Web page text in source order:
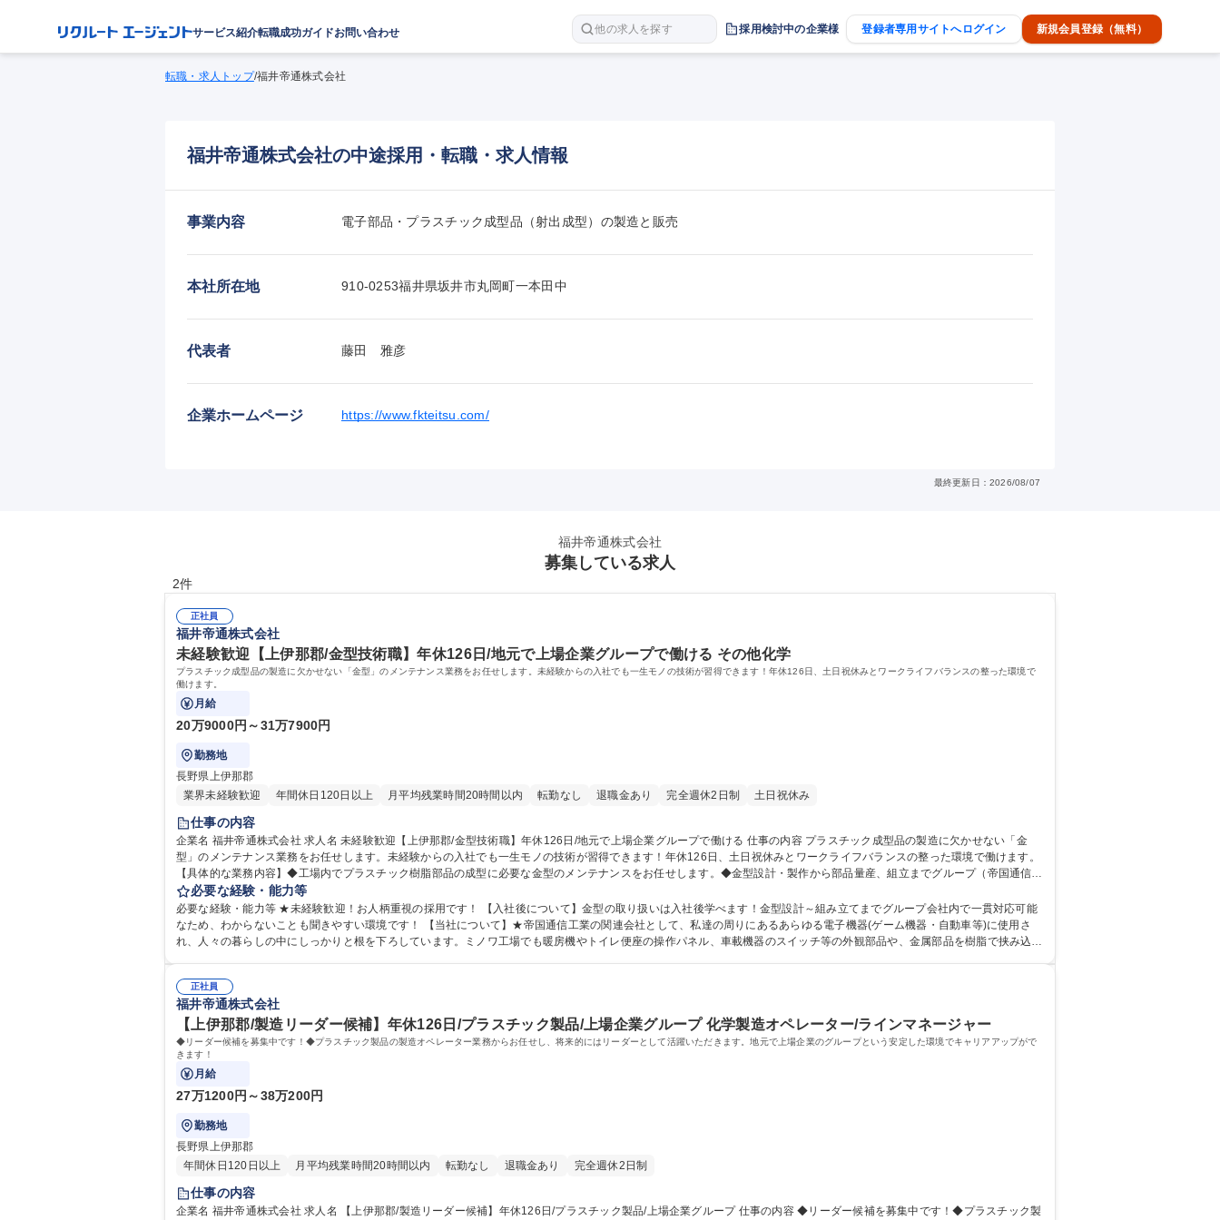
サービス紹介転職成功ガイドお問い合わせ 他の求人を探す 採用検討中の企業様 登録者専用サイトへログイン 新規会員登録（無料）
転職・求人トップ/福井帝通株式会社
福井帝通株式会社の中途採用・転職・求人情報
事業内容 電子部品・プラスチック成型品（射出成型）の製造と販売
本社所在地 910-0253福井県坂井市丸岡町一本田中
代表者 藤田　雅彦
企業ホームページ https://www.fkteitsu.com/
最終更新日：2026/08/07
福井帝通株式会社
募集している求人
2件
正社員
福井帝通株式会社
未経験歓迎【上伊那郡/金型技術職】年休126日/地元で上場企業グループで働ける その他化学
プラスチック成型品の製造に欠かせない「金型」のメンテナンス業務をお任せします。未経験からの入社でも一生モノの技術が習得できます！年休126日、土日祝休みとワークライフバランスの整った環境で
働けます。
月給
20万9000円～31万7900円
勤務地
長野県上伊那郡
業界未経験歓迎
年間休日120日以上 月平均残業時間20時間以内 転勤なし 退職金あり 完全週休2日制 土日祝休み
仕事の内容
企業名 福井帝通株式会社 求人名 未経験歓迎【上伊那郡/金型技術職】年休126日/地元で上場企業グループで働ける 仕事の内容 プラスチック成型品の製造に欠かせない「金
型」のメンテナンス業務をお任せします。未経験からの入社でも一生モノの技術が習得できます！年休126日、土日祝休みとワークライフバランスの整った環境で働けます。
【具体的な業務内容】◆工場内でプラスチック樹脂部品の成型に必要な金型のメンテナンスをお任せします。◆金型設計・製作から部品量産、組立までグループ（帝国通信工
業）内で一貫生産が可能な体制で、メンテナンスも外部の会社とのやり取りが少なく簡単に対応できます。 【働く環境】◆空調完備によるバラツキの少ない製品製造に注力
しており、温湿度が管理された環境で働けます！ 募集職種 未経験歓迎【上伊那郡/金型技術職】年休126日/地元で上場企業グループで働ける
必要な経験・能力等
必要な経験・能力等 ★未経験歓迎！お人柄重視の採用です！ 【入社後について】金型の取り扱いは入社後学べます！金型設計～組み立てまでグループ会社内で一貫対応可能
なため、わからないことも聞きやすい環境です！ 【当社について】★帝国通信工業の関連会社として、私達の周りにあるあらゆる電子機器(ゲーム機器・自動車等)に使用さ
れ、人々の暮らしの中にしっかりと根を下ろしています。ミノワ工場でも暖房機やトイレ便座の操作パネル、車載機器のスイッチ等の外観部品や、金属部品を樹脂で挟み込み
正社員
福井帝通株式会社
【上伊那郡/製造リーダー候補】年休126日/プラスチック製品/上場企業グループ 化学製造オペレーター/ラインマネージャー
◆リーダー候補を募集中です！◆プラスチック製品の製造オペレーター業務からお任せし、将来的にはリーダーとして活躍いただきます。地元で上場企業のグループという安定した環境でキャリアアップがで
きます！
月給
27万1200円～38万200円
勤務地
長野県上伊那郡
年間休日120日以上
月平均残業時間20時間以内 転勤なし 退職金あり 完全週休2日制
仕事の内容
企業名 福井帝通株式会社 求人名 【上伊那郡/製造リーダー候補】年休126日/プラスチック製品/上場企業グループ 仕事の内容 ◆リーダー候補を募集中です！◆プラスチック製